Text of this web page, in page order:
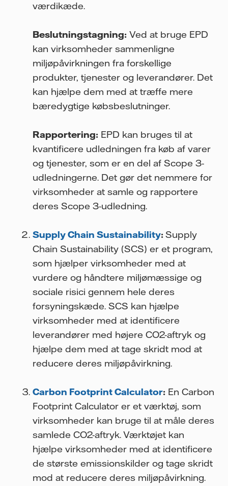
værdikæde.
Beslutningstagning: Ved at bruge EPD
kan virksomheder sammenligne
miljøpåvirkningen fra forskellige
produkter, tjenester og leverandører. Det
kan hjælpe dem med at træffe mere
bæredygtige købsbeslutninger.
Rapportering: EPD kan bruges til at
kvantificere udledningen fra køb af varer
og tjenester, som er en del af Scope 3-
udledningerne. Det gør det nemmere for
virksomheder at samle og rapportere
deres Scope 3-udledning.
Supply Chain Sustainability:Supply
Chain Sustainability (SCS) er et program,
som hjælper virksomheder med at
vurdere og håndtere miljømæssige og
sociale risici gennem hele deres
forsyningskæde. SCS kan hjælpe
virksomheder med at identificere
leverandører med højere CO2-aftryk og
hjælpe dem med at tage skridt mod at
reducere deres miljøpåvirkning.
Carbon Footprint Calculator: En Carbon
Footprint Calculator er et værktøj, som
virksomheder kan bruge til at måle deres
samlede CO2-aftryk. Værktøjet kan
hjælpe virksomheder med at identificere
de største emissionskilder og tage skridt
mod at reducere deres miljøpåvirkning.